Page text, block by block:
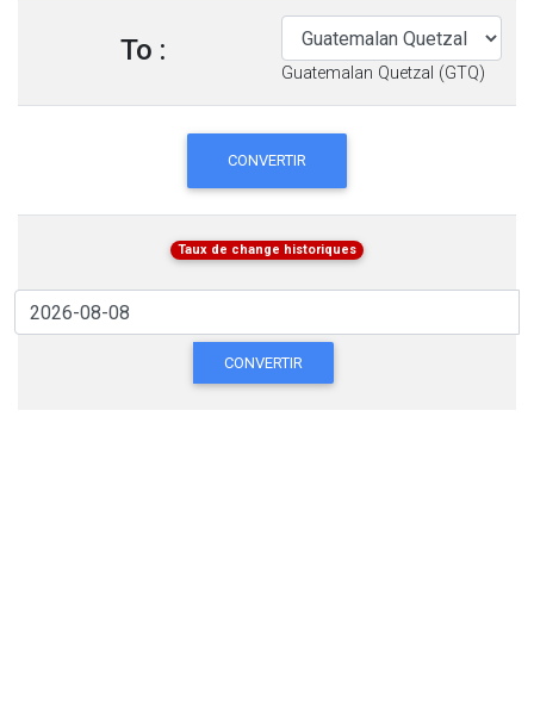
To :
Guatemalan Quetzal (GTQ)
CONVERTIR
Taux de change historiques
CONVERTIR